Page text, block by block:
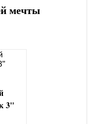
мечты
3"